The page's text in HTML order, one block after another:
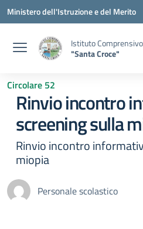
Vai ai contenuti
Vai al menu di navigazione
Vai al footer
Ministero dell'Istruzione e del Merito
Istituto Comprensivo
"Santa Croce"
Circolare 52
Rinvio incontro
screening sulla
Rinvio incontro
miopia
Personale scolastico